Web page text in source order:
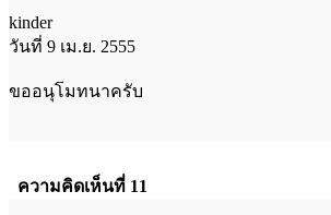
kinder
วันที่ 9 เม.ย. 2555
ขออนุโมทนาครับ
ความคิดเห็นที่ 11